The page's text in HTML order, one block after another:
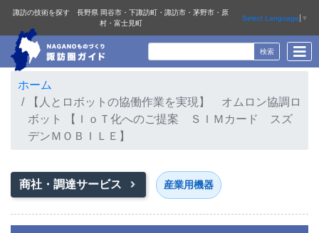
諏訪の技術を探す 長野県 岡谷市・下諏訪町・諏訪市・茅野市・原
村・富士見町
Select Language ▼
ホーム
【人とロボットの協働作業を実現】 オムロン協調ロ
ボット 【ＩｏＴ化へのご提案 ＳＩＭカード スズ
デンＭＯＢＩＬＥ】
商社・調達サービス 産業用機器